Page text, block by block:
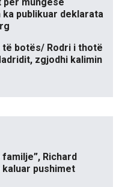
publikuar deklarata
të botës/ Rodri i thotë
zgjodhi kalimin
Richard
pushimet